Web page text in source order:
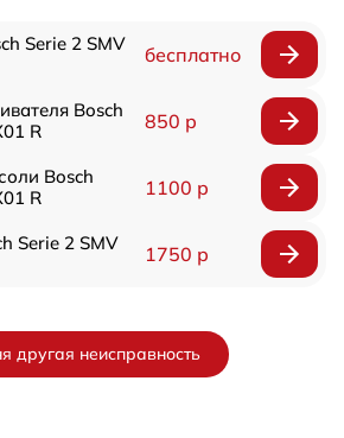
Serie 2 SMV
бесплатно
Bosch
R
850 р
Bosch
R
1100 р
Serie 2 SMV
1750 р
другая неисправность